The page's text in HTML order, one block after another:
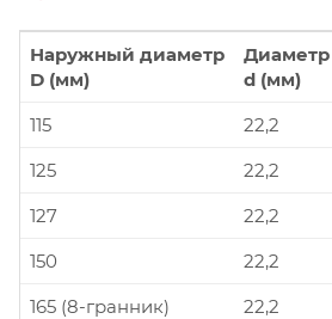
Наружный диаметр
D (мм)
Диаметр
d (мм)
115
22,2
125
22,2
127
22,2
150
22,2
165 (8-гранник)
22,2